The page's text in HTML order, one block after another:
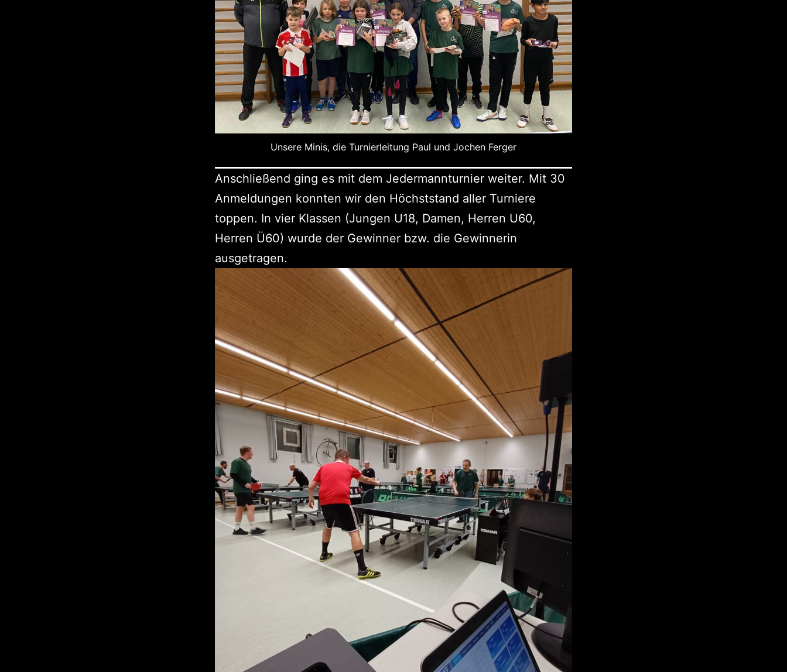
Unsere Minis, die Turnierleitung Paul und Jochen Ferger
Anschließend ging es mit dem Jedermannturnier weiter. Mit 30
Anmeldungen konnten wir den Höchststand aller Turniere
toppen. In vier Klassen (Jungen U18, Damen, Herren U60,
Herren Ü60) wurde der Gewinner bzw. die Gewinnerin
ausgetragen.